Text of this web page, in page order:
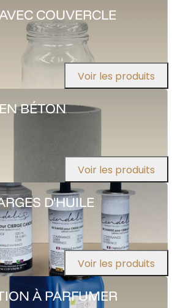
COUVERCLE
Voir les produits
BÉTON
Voir les produits
D'HUILE
Voir les produits
À PARFUMER